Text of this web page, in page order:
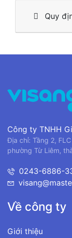
Quy
Công ty TNHH
Địa chỉ: Tầng 2,
phường Từ Liêm,
0243-6886-
Về công ty
Giới thiệu